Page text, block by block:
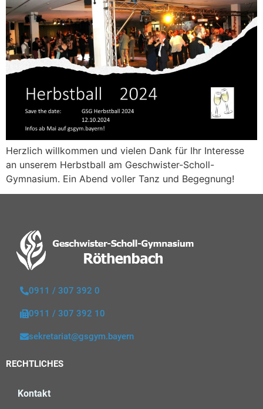
Herzlich willkommen und vielen Dank für Ihr Interesse
an unserem Herbstball am Geschwister-Scholl-
Gymnasium. Ein Abend voller Tanz und Begegnung!
0911 / 307 392 0
0911 / 307 392 10
sekretariat@gsgym.bayern
RECHTLICHES
Kontakt